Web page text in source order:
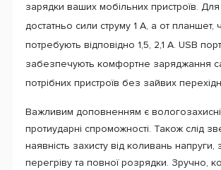
зарядки ваших мобільних пристроїв.
достатньо сили струму 1 А, а от планшет,
потребують відповідно 1,5, 2,1 А. USB
забезпечують комфортне заряджання
потрібних пристроїв без зайвих
Важливим доповненням є вологозахисні
протиударні спроможності. Також слід
наявність захисту від коливань напруги,
перегріву та повної розрядки. Зручно,